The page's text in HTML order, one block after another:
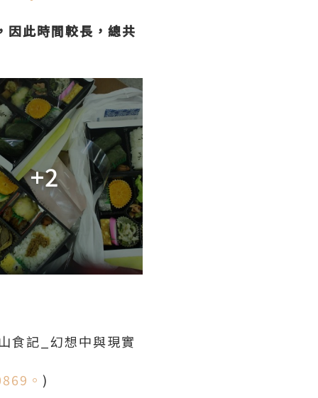
因此時間較長，總共
+2
食記_幻想中與現實
。 )